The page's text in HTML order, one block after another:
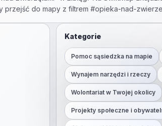
przejść do mapy z filtrem #opieka-nad-
Kategorie
Pomoc sąsiedzka na mapie
Wynajem narzędzi i rzeczy
Wolontariat w Twojej okolicy
Projekty społeczne i